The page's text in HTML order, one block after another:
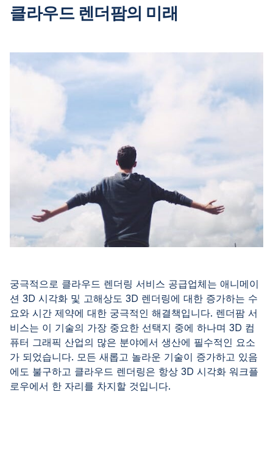
클라우드 렌더팜의 미래
궁극적으로 클라우드 렌더링 서비스 공급업체는 애니메이
션 3D 시각화 및 고해상도 3D 렌더링에 대한 증가하는 수
요와 시간 제약에 대한 궁극적인 해결책입니다. 렌더팜 서
비스는 이 기술의 가장 중요한 선택지 중에 하나며 3D 컴
퓨터 그래픽 산업의 많은 분야에서 생산에 필수적인 요소
가 되었습니다. 모든 새롭고 놀라운 기술이 증가하고 있음
에도 불구하고 클라우드 렌더링은 항상 3D 시각화 워크플
로우에서 한 자리를 차지할 것입니다.